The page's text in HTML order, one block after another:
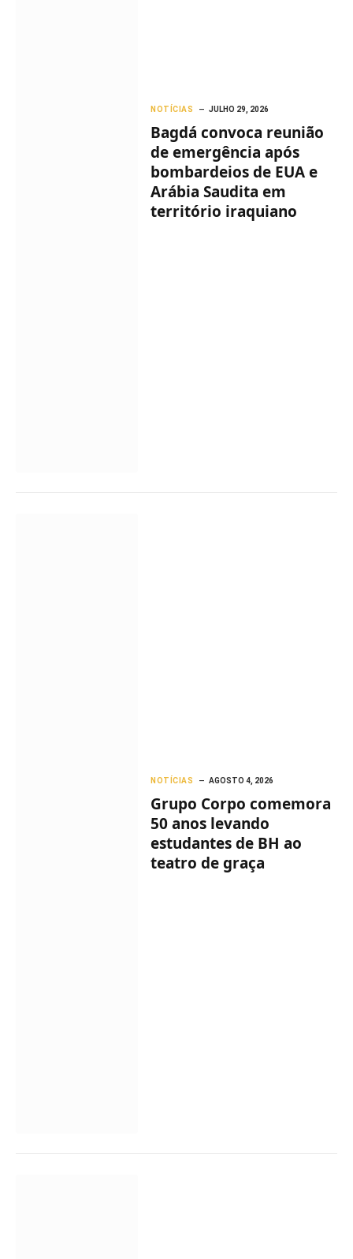
NOTÍCIAS JULHO 29, 2026
Bagdá convoca reunião
de emergência após
bombardeios de EUA e
Arábia Saudita em
território iraquiano
NOTÍCIAS AGOSTO 4, 2026
Grupo Corpo comemora
50 anos levando
estudantes de BH ao
teatro de graça